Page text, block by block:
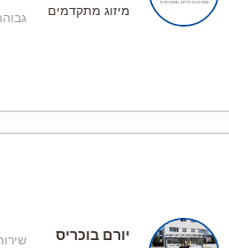
מיזוג מתקדמים
יורם בוכריס